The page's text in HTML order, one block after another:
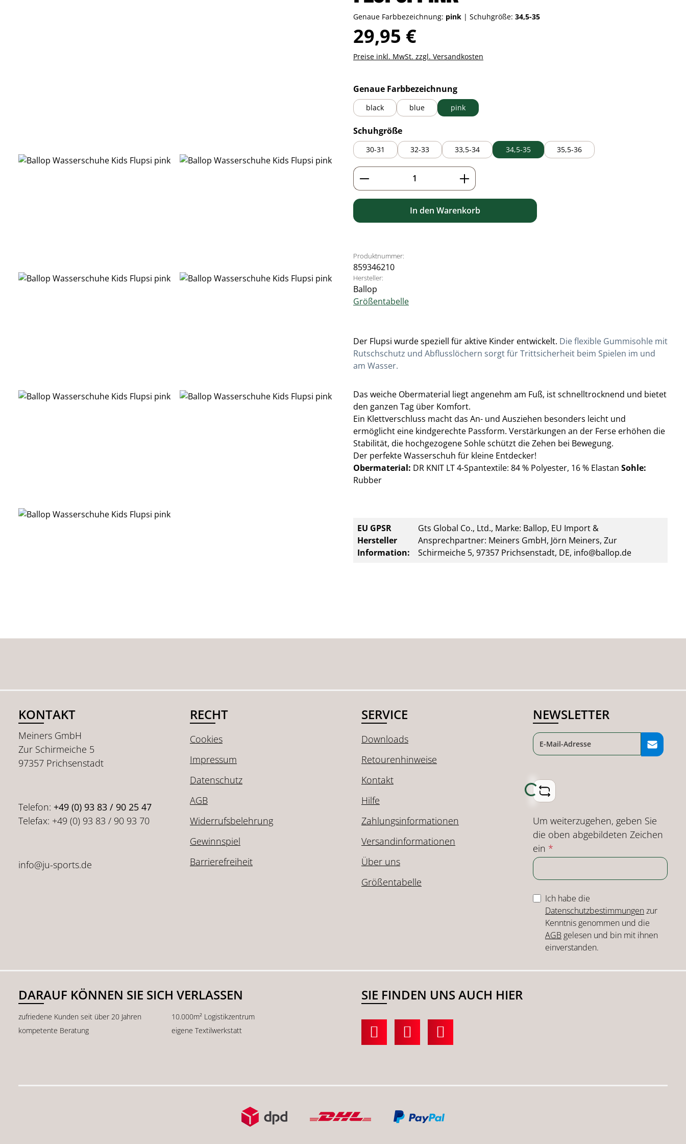
Genaue Farbbezeichnung: pink | Schuhgröße: 34,5-35
Regulärer Preis:
29,95 €
Preise inkl. MwSt. zzgl. Versandkosten
Genaue Farbbezeichnungauswählen
black blue pink
Schuhgrößeauswählen
30-31 32-33 33,5-34 34,5-35 35,5-36
Produkt Anzahl: Gib den gewünschten Wert ein oder
In den Warenkorb
Produktnummer:
859346210
Hersteller:
Ballop
Größentabelle
Der Flupsi wurde speziell für aktive Kinder entwickelt. Die flexible Gummisohle mit
Rutschschutz und Abflusslöchern sorgt für Trittsicherheit beim Spielen im und
am Wasser.
Das weiche Obermaterial liegt angenehm am Fuß, ist schnelltrocknend und bietet
den ganzen Tag über Komfort.
Ein Klettverschluss macht das An- und Ausziehen besonders leicht und
ermöglicht eine kindgerechte Passform. Verstärkungen an der Ferse erhöhen die
Stabilität, die hochgezogene Sohle schützt die Zehen bei Bewegung.
Der perfekte Wasserschuh für kleine Entdecker!
Obermaterial: DR KNIT LT 4-Spantextile: 84 % Polyester, 16 % Elastan Sohle:
Rubber
EU GPSR
Hersteller
Information:
Gts Global Co., Ltd., Marke: Ballop, EU Import &
Ansprechpartner: Meiners GmbH, Jörn Meiners, Zur
Schirmeiche 5, 97357 Prichsenstadt, DE, info@ballop.de
KONTAKT
Meiners GmbH
Zur Schirmeiche 5
97357 Prichsenstadt
Telefon: +49 (0) 93 83 / 90 25 47
Telefax: +49 (0) 93 83 / 90 93 70
info@ju-sports.de
RECHT
Cookies
Impressum
Datenschutz
AGB
Widerrufsbelehrung
Gewinnspiel
Barrierefreiheit
SERVICE
Downloads
Retourenhinweise
Kontakt
Hilfe
Zahlungsinformationen
Versandinformationen
Über uns
Größentabelle
NEWSLETTER
Loading...
Um weiterzugehen, geben Sie
die oben abgebildeten Zeichen
ein *
Ich habe die
Datenschutzbestimmungenzur
Kenntnis genommen und die
AGB gelesen und bin mit ihnen
einverstanden.
DARAUF KÖNNEN SIE SICH VERLASSEN
zufriedene Kunden seit über 20 Jahren
10.000m² Logistikzentrum
kompetente Beratung
eigene Textilwerkstatt
SIE FINDEN UNS AUCH HIER